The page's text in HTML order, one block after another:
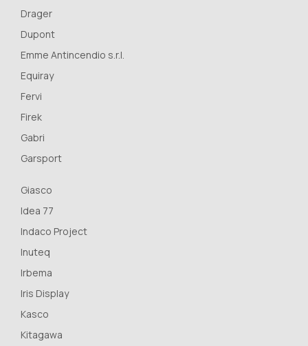
Drager
Dupont
Emme Antincendio s.r.l.
Equiray
Fervi
Firek
Gabri
Garsport
Giasco
Idea 77
Indaco Project
Inuteq
Irbema
Iris Display
Kasco
Kitagawa